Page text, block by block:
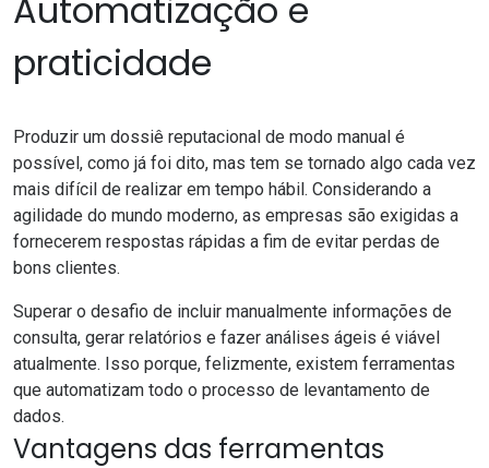
Automatização e
praticidade
Produzir um dossiê reputacional de modo manual é
possível, como já foi dito, mas tem se tornado algo cada vez
mais difícil de realizar em tempo hábil. Considerando a
agilidade do mundo moderno, as empresas são exigidas a
fornecerem respostas rápidas a fim de evitar perdas de
bons clientes.
Superar o desafio de incluir manualmente informações de
consulta, gerar relatórios e fazer análises ágeis é viável
atualmente. Isso porque, felizmente, existem ferramentas
que automatizam todo o processo de levantamento de
dados.
Vantagens das ferramentas